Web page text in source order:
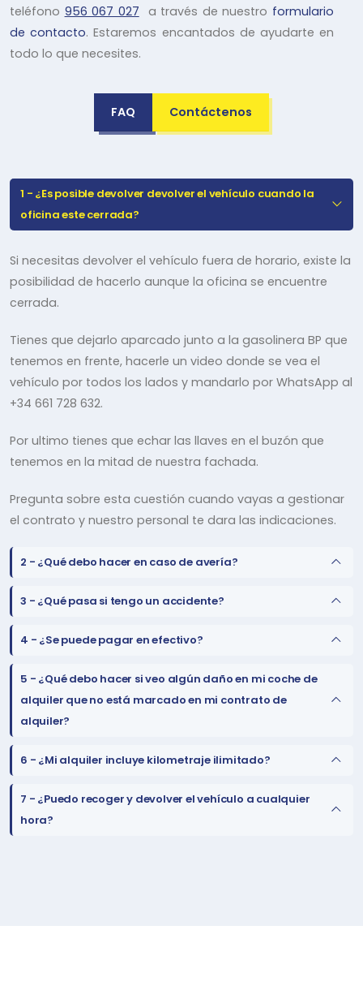
teléfono 956 067 027 a través de nuestro formulario
de contacto. Estaremos encantados de ayudarte en
todo lo que necesites.
FAQ Contáctenos
1 - ¿Es posible devolver devolver el vehículo cuando la
oficina este cerrada?
Si necesitas devolver el vehículo fuera de horario, existe la
posibilidad de hacerlo aunque la oficina se encuentre
cerrada.
Tienes que dejarlo aparcado junto a la gasolinera BP que
tenemos en frente, hacerle un video donde se vea el
vehículo por todos los lados y mandarlo por WhatsApp al
+34 661 728 632.
Por ultimo tienes que echar las llaves en el buzón que
tenemos en la mitad de nuestra fachada.
Pregunta sobre esta cuestión cuando vayas a gestionar
el contrato y nuestro personal te dara las indicaciones.
2 - ¿Qué debo hacer en caso de avería?
3 - ¿Qué pasa si tengo un accidente?
4 - ¿Se puede pagar en efectivo?
5 - ¿Qué debo hacer si veo algún daño en mi coche de
alquiler que no está marcado en mi contrato de
alquiler?
6 - ¿Mi alquiler incluye kilometraje ilimitado?
7 - ¿Puedo recoger y devolver el vehículo a cualquier
hora?